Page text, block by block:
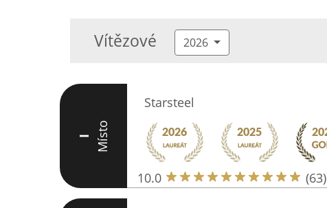
Vítězové 2026
I Místo
Starsteel
10.0 (63)